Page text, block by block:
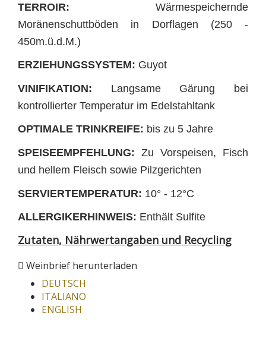
TERROIR: Wärmespeichernde
Moränenschuttböden in Dorflagen (250 -
450m.ü.d.M.)
ERZIEHUNGSSYSTEM: Guyot
VINIFIKATION: Langsame Gärung bei
kontrollierter Temperatur im Edelstahltank
OPTIMALE TRINKREIFE: bis zu 5 Jahre
SPEISEEMPFEHLUNG: Zu Vorspeisen, Fisch
und hellem Fleisch sowie Pilzgerichten
SERVIERTEMPERATUR: 10° - 12°C
ALLERGIKERHINWEIS: Enthält Sulfite
Zutaten, Nährwertangaben und Recycling
Weinbrief herunterladen
DEUTSCH
ITALIANO
ENGLISH